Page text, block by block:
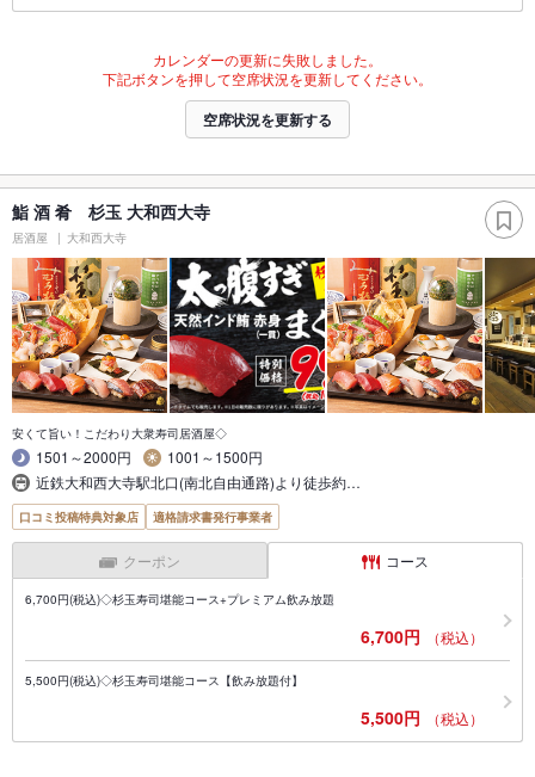
カレンダーの更新に失敗しました。
下記ボタンを押して空席状況を更新してください。
空席状況を更新する
鮨 酒 肴 杉玉 大和西大寺
居酒屋 大和西大寺
安くて旨い！こだわり大衆寿司居酒屋◇
1501～2000円
1001～1500円
近鉄大和西大寺駅北口(南北自由通路)より徒歩約…
口コミ投稿特典対象店 適格請求書発行事業者
クーポン コース
6,700円(税込)◇杉玉寿司堪能コース+プレミアム飲み放題
6,700円 （税込）
5,500円(税込)◇杉玉寿司堪能コース【飲み放題付】
5,500円 （税込）